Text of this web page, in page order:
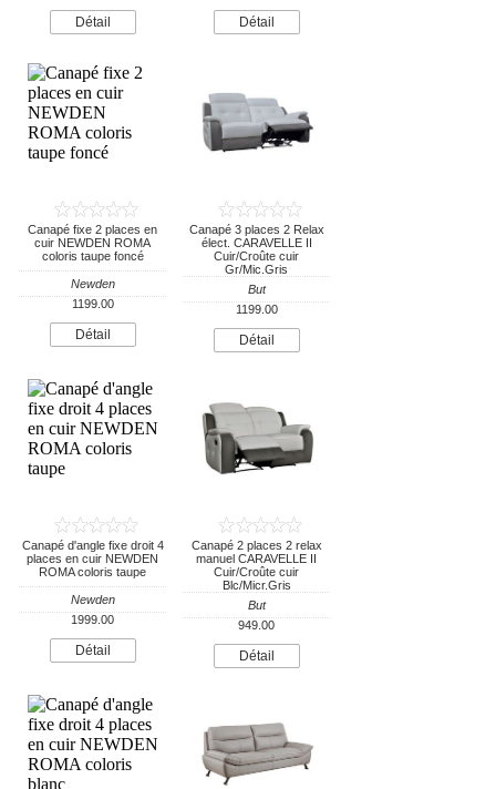
Détail Détail
Canapé fixe 2 places en
cuir NEWDEN ROMA
coloris taupe foncé
Newden
1199.00
Détail
Canapé 3 places 2 Relax
élect. CARAVELLE II
Cuir/Croûte cuir
Gr/Mic.Gris
But
1199.00
Détail
Canapé d'angle fixe droit 4
places en cuir NEWDEN
ROMA coloris taupe
Newden
1999.00
Détail
Canapé 2 places 2 relax
manuel CARAVELLE II
Cuir/Croûte cuir
Blc/Micr.Gris
But
949.00
Détail